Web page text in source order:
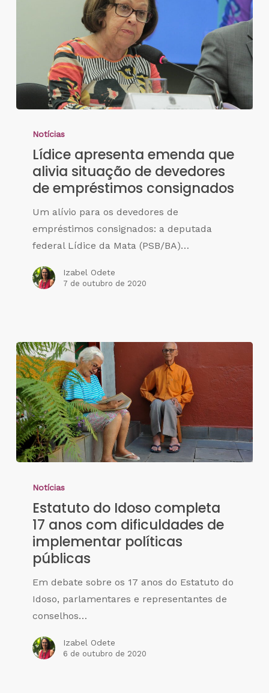
Notícias
Lídice apresenta emenda que
alivia situação de devedores
de empréstimos consignados
Um alívio para os devedores de
empréstimos consignados: a deputada
federal Lídice da Mata (PSB/BA)…
Izabel Odete
7 de outubro de 2020
Notícias
Estatuto do Idoso completa
17 anos com dificuldades de
implementar políticas
públicas
Em debate sobre os 17 anos do Estatuto do
Idoso, parlamentares e representantes de
conselhos…
Izabel Odete
6 de outubro de 2020